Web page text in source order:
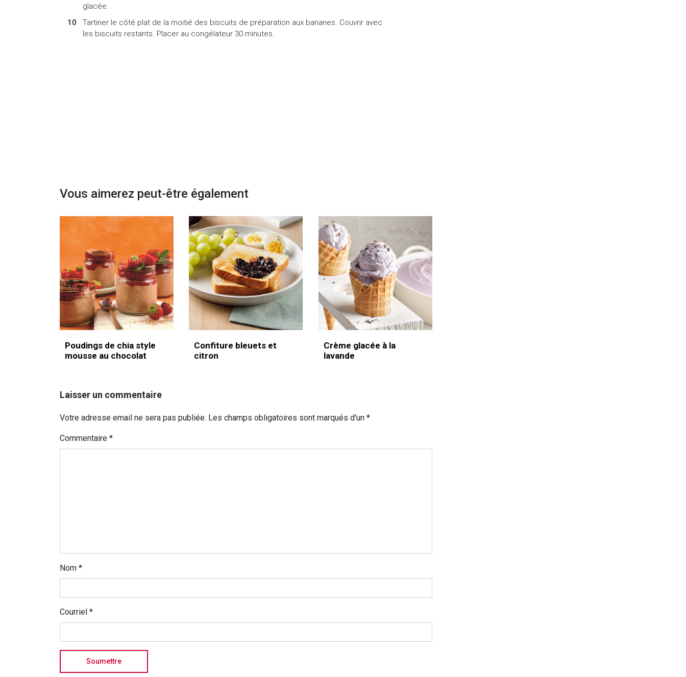
glacée.
Tartiner le côté plat de la moitié des biscuits de préparation aux bananes. Couvrir avec
les biscuits restants. Placer au congélateur 30 minutes.
Vous aimerez peut-être également
Poudings de chia style
mousse au chocolat
Confiture bleuets et
citron
Crème glacée à la
lavande
Laisser un commentaire
Votre adresse email ne sera pas publiée. Les champs obligatoires sont marqués d'un *
Commentaire *
Nom *
Courriel *